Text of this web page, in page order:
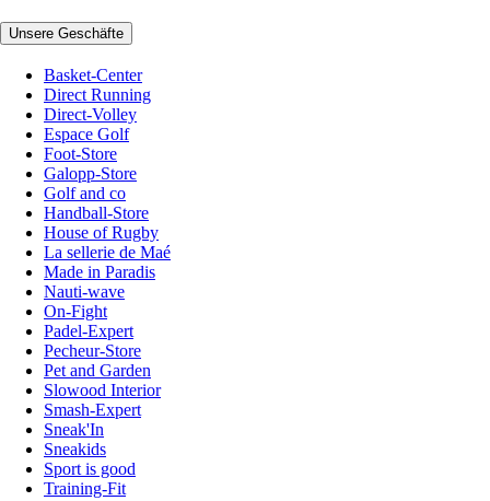
Unsere Geschäfte
Basket-Center
Direct Running
Direct-Volley
Espace Golf
Foot-Store
Galopp-Store
Golf and co
Handball-Store
House of Rugby
La sellerie de Maé
Made in Paradis
Nauti-wave
On-Fight
Padel-Expert
Pecheur-Store
Pet and Garden
Slowood Interior
Smash-Expert
Sneak'In
Sneakids
Sport is good
Training-Fit